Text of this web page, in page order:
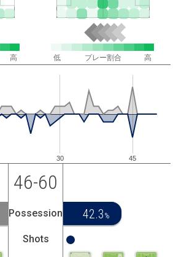
高 低 プレー割合 高
30 45
46-60
Possession 42.3 %
Shots